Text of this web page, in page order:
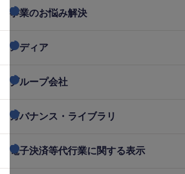
事業のお悩み解決
メディア
グループ会社
ガバナンス・ライブラリ
電子決済等代行業に関する表示